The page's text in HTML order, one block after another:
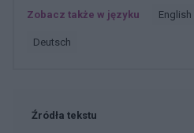
Zobacz także w języku english
deutsch
Źródła tekstu